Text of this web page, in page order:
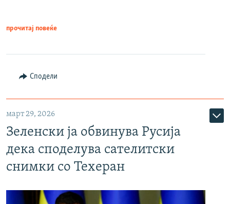
прочитај повеќе
Сподели
март 29, 2026
Зеленски ја обвинува Русија
дека споделува сателитски
снимки со Техеран